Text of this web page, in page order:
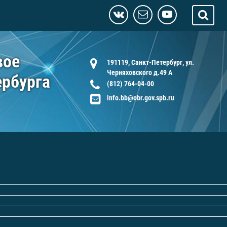
191119, Санкт-Петербург, ул.
Черняховского д.49 А
(812) 764-04-00
info.bb@obr.gov.spb.ru